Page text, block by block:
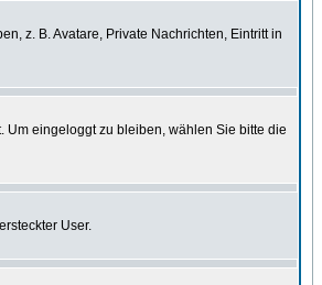
z. B. Avatare, Private Nachrichten, Eintritt in
eingeloggt zu bleiben, wählen Sie bitte die
User.